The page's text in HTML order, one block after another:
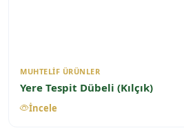
MUHTELIF ÜRÜNLER
Yere Tespit Dübeli (Kılçık)
İncele